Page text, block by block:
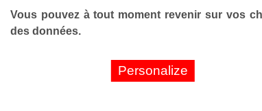
Vous pouvez à tout moment revenir sur vos
des données.
Personalize